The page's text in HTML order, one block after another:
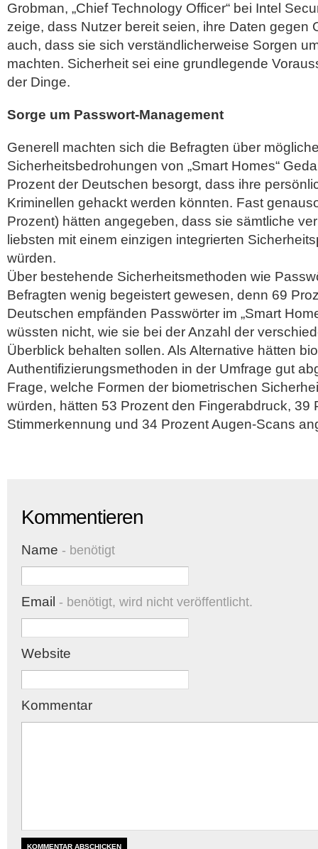
Grobman, „Chief Technology Officer“ bei Intel
zeige, dass Nutzer bereit seien, ihre Daten gegen
auch, dass sie sich verständlicherweise Sorgen
machten. Sicherheit sei eine grundlegende
der Dinge.
Sorge um Passwort-Management
Generell machten sich die Befragten über
Sicherheitsbedrohungen von „Smart Homes“
Prozent der Deutschen besorgt, dass ihre
Kriminellen gehackt werden könnten. Fast
Prozent) hätten angegeben, dass sie sämtliche
liebsten mit einem einzigen integrierten
würden.
Über bestehende Sicherheitsmethoden wie
Befragten wenig begeistert gewesen, denn 69
Deutschen empfänden Passwörter im „Smart
wüssten nicht, wie sie bei der Anzahl der
Überblick behalten sollen. Als Alternative hätten
Authentifizierungsmethoden in der Umfrage gut
Frage, welche Formen der biometrischen
würden, hätten 53 Prozent den Fingerabdruck, 39
Stimmerkennung und 34 Prozent Augen-Scans
Kommentieren
Name - benötigt
Email - benötigt, wird nicht veröffentlicht.
Website
Kommentar